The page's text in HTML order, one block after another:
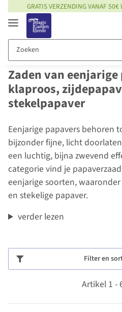
GRATIS VERZENDING VANAF 50€
Zaden van eenjarige
klaproos,
stekelpapaver
Eenjarige papavers behoren
bijzonder fijne, licht
een luchtig, bijna zwevend
categorie vind je
eenjarige soorten,
en stekelige papaver.
verder lezen
Filter en
Artikel 1 -